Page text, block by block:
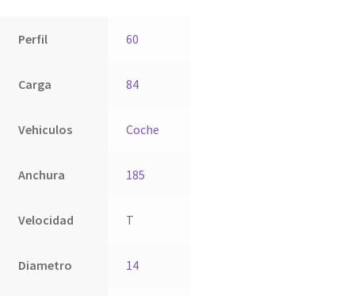
Perfil 60
Carga 84
Vehiculos Coche
Anchura 185
Velocidad T
Diametro 14